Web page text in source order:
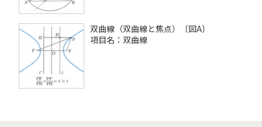
双曲線（双曲線と焦点）〔図A〕
項目名：双曲線